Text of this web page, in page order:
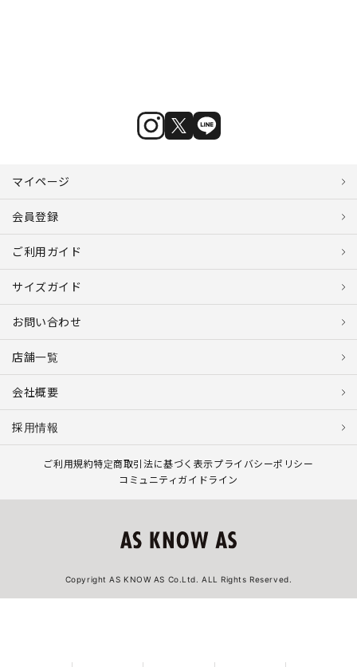
マイページ
会員登録
ご利用ガイド
サイズガイド
お問い合わせ
店舗一覧
会社概要
採用情報
ご利用規約特定商取引法に基づく表示プライバシーポリシー
コミュニティガイドライン
Copyright AS KNOW AS Co.Ltd. ALL Rights Reserved.